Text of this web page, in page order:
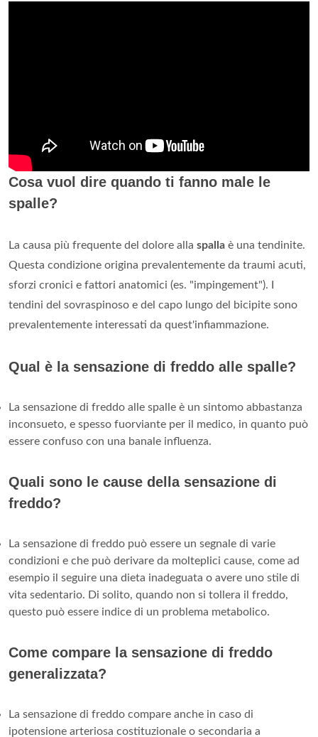
Cosa vuol dire quando ti fanno male le
spalle?
La causa più frequente del dolore alla spalla è una tendinite.
Questa condizione origina prevalentemente da traumi acuti,
sforzi cronici e fattori anatomici (es. "impingement"). I
tendini del sovraspinoso e del capo lungo del bicipite sono
prevalentemente interessati da quest'infiammazione.
Qual è la sensazione di freddo alle spalle?
La sensazione di freddo alle spalle è un sintomo abbastanza
inconsueto, e spesso fuorviante per il medico, in quanto può
essere confuso con una banale influenza.
Quali sono le cause della sensazione di
freddo?
La sensazione di freddo può essere un segnale di varie
condizioni e che può derivare da molteplici cause, come ad
esempio il seguire una dieta inadeguata o avere uno stile di
vita sedentario. Di solito, quando non si tollera il freddo,
questo può essere indice di un problema metabolico.
Come compare la sensazione di freddo
generalizzata?
La sensazione di freddo compare anche in caso di
ipotensione arteriosa costituzionale o secondaria a